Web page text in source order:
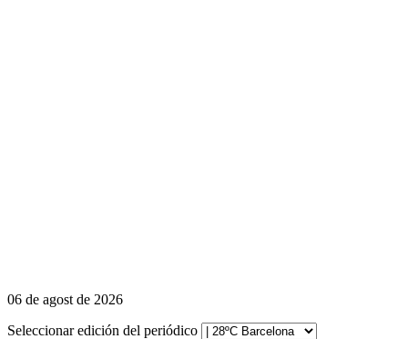
06 de agost de 2026
Seleccionar edición del periódico